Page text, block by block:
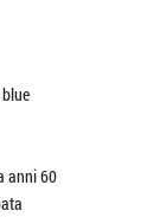
anni 60